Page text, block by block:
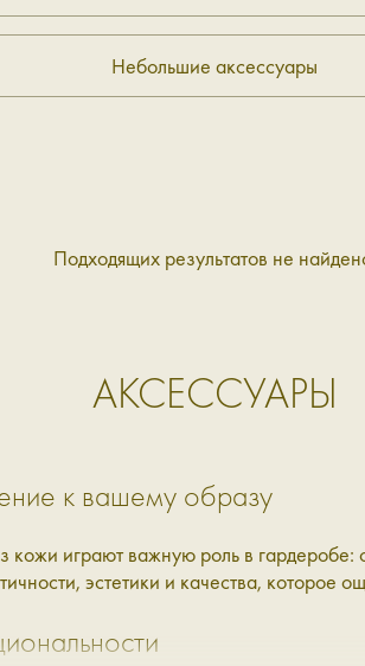
Небольшие аксессуары
Подходящих результатов не
АКСЕССУАРЫ
к вашему образу
кожи играют важную роль в
эстетики и качества, которое